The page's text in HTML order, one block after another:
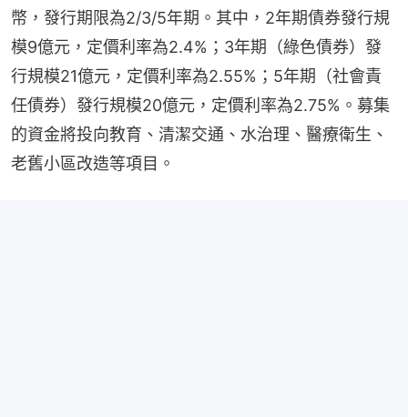
幣，發行期限為2/3/5年期。其中，2年期債券發行規
模9億元，定價利率為2.4%；3年期（綠色債券）發
行規模21億元，定價利率為2.55%；5年期（社會責
任債券）發行規模20億元，定價利率為2.75%。募集
的資金將投向教育、清潔交通、水治理、醫療衛生、
老舊小區改造等項目。